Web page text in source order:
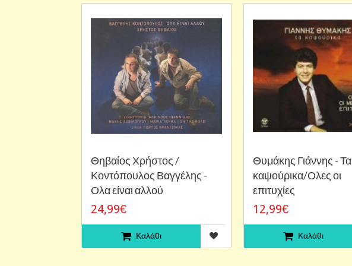
Θηβαίος Χρήστος /
Κοντόπουλος Βαγγέλης -
Ολα είναι αλλού
24,99€
Καλάθι
Θυμάκης Γιάννης - Τα
καψούρικα/Ολες οι
επιτυχίες
12,99€
Καλάθι